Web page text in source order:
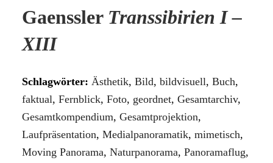
Gaenssler Transsibirien I –
XIII
Schlagwörter: Ästhetik, Bild, bildvisuell, Buch,
faktual, Fernblick, Foto, geordnet, Gesamtarchiv,
Gesamtkompendium, Gesamtprojektion,
Laufpräsentation, Medialpanoramatik, mimetisch,
Moving Panorama, Naturpanorama, Panoramaflug,